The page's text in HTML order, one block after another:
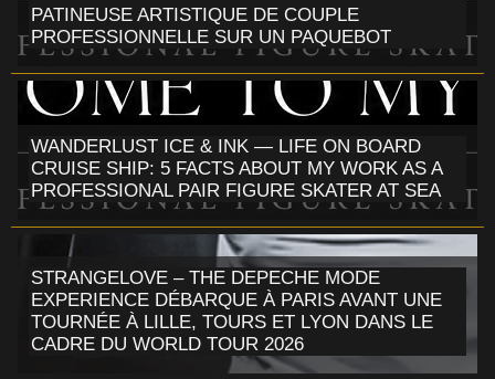
PATINEUSE ARTISTIQUE DE COUPLE
PROFESSIONNELLE SUR UN PAQUEBOT
WANDERLUST ICE & INK — LIFE ON BOARD
CRUISE SHIP: 5 FACTS ABOUT MY WORK AS A
PROFESSIONAL PAIR FIGURE SKATER AT SEA
STRANGELOVE – THE DEPECHE MODE
EXPERIENCE DÉBARQUE À PARIS AVANT UNE
TOURNÉE À LILLE, TOURS ET LYON DANS LE
CADRE DU WORLD TOUR 2026